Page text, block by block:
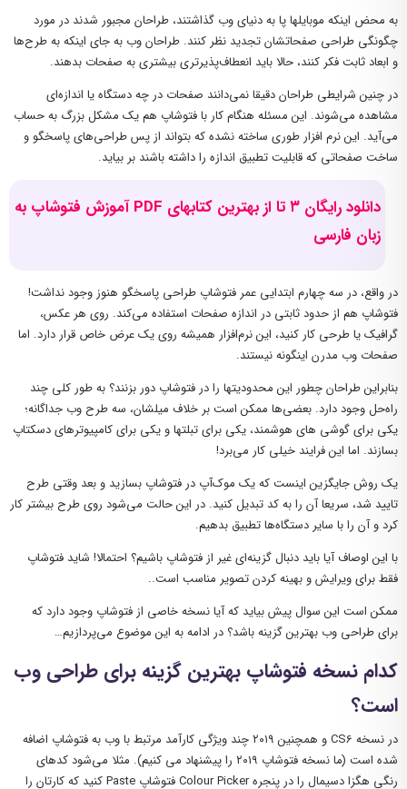
به محض اینکه موبایلها پا به دنیای وب گذاشتند، طراحان مجبور شدند در مورد
چگونگی طراحی صفحاتشان تجدید نظر کنند. طراحان وب به جای اینکه به طرح‌ها
و ابعاد ثابت فکر کنند، حالا باید انعطاف‌پذیرتری بیشتری به صفحات بدهند.
در چنین شرایطی طراحان دقیقا نمی‌دانند صفحات در چه دستگاه یا اندازه‌ای
مشاهده می‌شوند. این مسئله هنگام کار با فتوشاپ هم یک مشکل بزرگ به حساب
می‌آید. این نرم افزار طوری ساخته نشده که بتواند از پس طراحی‌های پاسخگو و
ساخت صفحاتی که قابلیت تطبیق اندازه را داشته باشند بر بیاید.
دانلود رایگان ۳ تا از بهترین کتابهای PDF آموزش فتوشاپ به
زبان فارسی
در واقع، در سه چهارم ابتدایی عمر فتوشاپ طراحی پاسخگو هنوز وجود نداشت!
فتوشاپ هم از حدود ثابتی در اندازه‌ صفحات استفاده می‌کند. روی هر عکس،
گرافیک یا طرحی کار کنید، این نرم‌افزار همیشه روی یک عرض خاص قرار دارد. اما
صفحات وب مدرن اینگونه نیستند.
بنابراین طراحان چطور این محدودیتها را در فتوشاپ دور بزنند؟ به طور کلی چند
راه‌حل وجود دارد. بعضی‌ها ممکن است بر خلاف میلشان، سه طرح وب جداگانه؛
یکی برای گوشی های هوشمند، یکی برای تبلتها و یکی برای کامپیوترهای دسکتاپ
بسازند. اما این فرایند خیلی کار می‌برد!
یک روش جایگزین اینست که یک موک‌آپ در فتوشاپ بسازید و بعد وقتی طرح
تایید شد، سریعا آن را به کد تبدیل کنید. در این حالت می‌شود روی طرح بیشتر کار
کرد و آن را با سایر دستگاه‌ها تطبیق بدهیم.
با این اوصاف آیا باید دنبال گزینه‌ای غیر از فتوشاپ باشیم؟ احتمالا! شاید فتوشاپ
فقط برای ویرایش و بهینه کردن تصویر مناسب است..
ممکن است این سوال پیش بیاید که آیا نسخه خاصی از فتوشاپ وجود دارد که
برای طراحی وب بهترین گزینه باشد؟ در ادامه به این موضوع می‌پردازیم…
کدام نسخه فتوشاپ بهترین گزینه برای طراحی وب
است؟
در نسخه CS6 و همچنین ۲۰۱۹ چند ویژگی کارآمد مرتبط با وب به فتوشاپ اضافه
شده است (ما نسخه فتوشاپ ۲۰۱۹ را پیشنهاد می کنیم). مثلا می‌شود کدهای
رنگی هگزا دسیمال را در پنجره Colour Picker فتوشاپ Paste ‌کنید که کارتان را